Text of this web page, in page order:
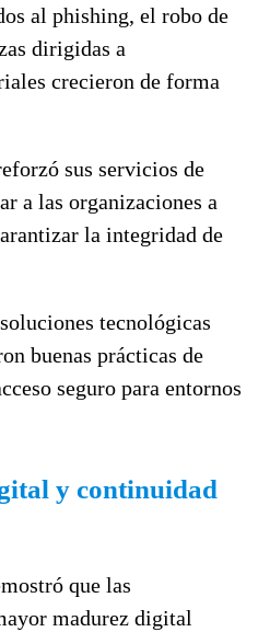
al phishing, el robo de
dirigidas a
crecieron de forma
sus servicios de
a las organizaciones a
la integridad de
tecnológicas
buenas prácticas de
seguro para entornos
y continuidad
que las
madurez digital